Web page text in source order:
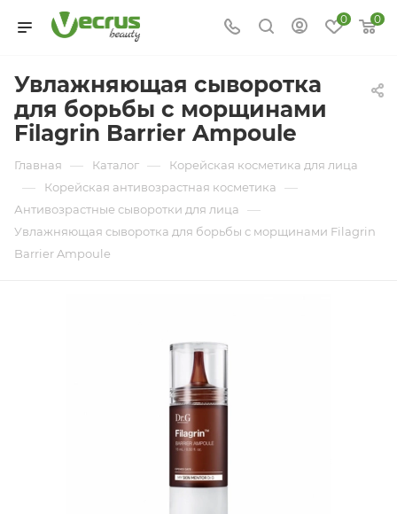
0 0
Увлажняющая сыворотка
для борьбы с морщинами
Filagrin Barrier Ampoule
Главная — Каталог — Корейская косметика для лица
— Корейская антивозрастная косметика —
Антивозрастные сыворотки для лица —
Увлажняющая сыворотка для борьбы с морщинами Filagrin
Barrier Ampoule